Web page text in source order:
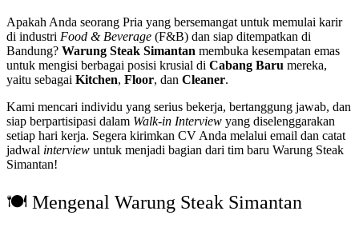
Apakah Anda seorang Pria yang bersemangat untuk memulai karir
di industri Food & Beverage (F&B) dan siap ditempatkan di
Bandung? Warung Steak Simantan membuka kesempatan emas
untuk mengisi berbagai posisi krusial di Cabang Baru mereka,
yaitu sebagai Kitchen, Floor, dan Cleaner.
Kami mencari individu yang serius bekerja, bertanggung jawab, dan
siap berpartisipasi dalam Walk-in Interview yang diselenggarakan
setiap hari kerja. Segera kirimkan CV Anda melalui email dan catat
jadwal interview untuk menjadi bagian dari tim baru Warung Steak
Simantan!
🍽️ Mengenal Warung Steak Simantan